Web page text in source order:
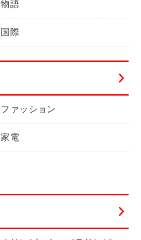
物語
国際
ファッション
家電